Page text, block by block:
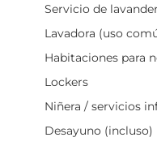
Servicio de
Lavadora (uso
Habitaciones para
Lockers
Niñera / servicios
Desayuno (incluso)